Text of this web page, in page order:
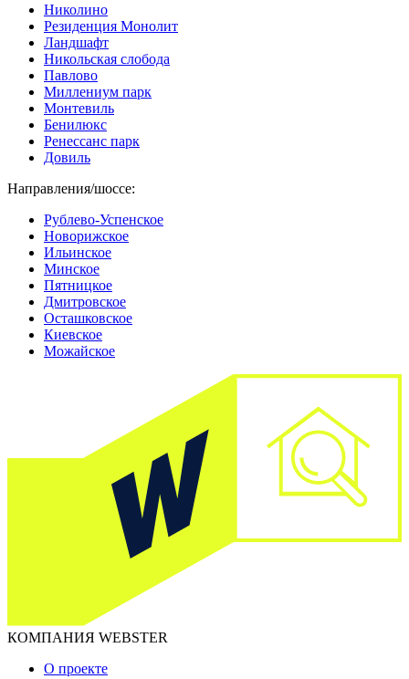
Николино
Резиденция Монолит
Ландшафт
Никольская слобода
Павлово
Миллениум парк
Монтевиль
Бенилюкс
Ренессанс парк
Довиль
Направления/шоссе:
Рублево-Успенское
Новорижское
Ильинское
Минское
Пятницкое
Дмитровское
Осташковское
Киевское
Можайское
КОМПАНИЯ WEBSTER
О проекте